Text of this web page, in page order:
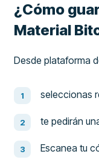
¿Cómo
Material
Desde plataforma
seleccionas
te pedirán
Escanea tu